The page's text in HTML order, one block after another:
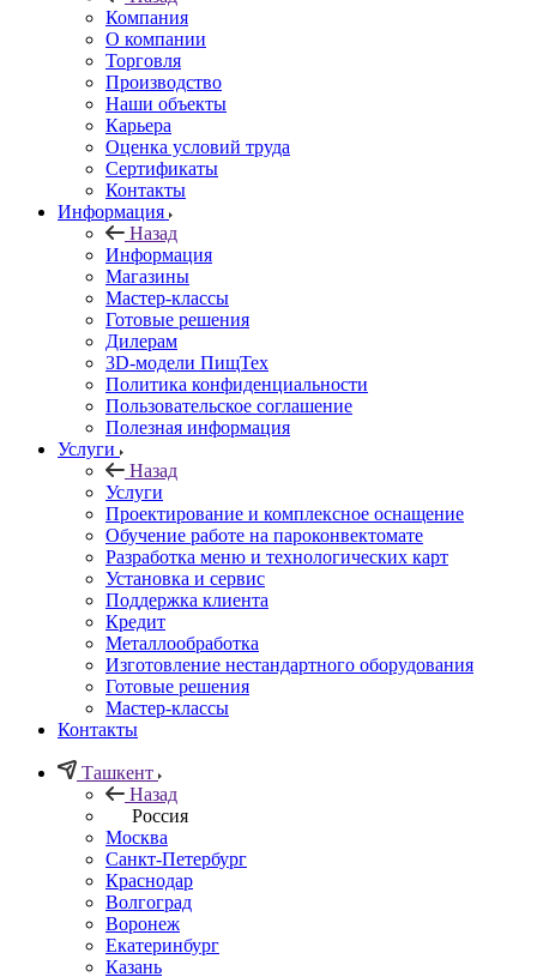
Компания
О компании
Торговля
Производство
Наши объекты
Карьера
Оценка условий труда
Сертификаты
Контакты
Информация
Назад
Информация
Магазины
Мастер-классы
Готовые решения
Дилерам
3D-модели ПищТех
Политика конфиденциальности
Пользовательское соглашение
Полезная информация
Услуги
Назад
Услуги
Проектирование и комплексное оснащение
Обучение работе на пароконвектомате
Разработка меню и технологических карт
Установка и сервис
Поддержка клиента
Кредит
Металлообработка
Изготовление нестандартного оборудования
Готовые решения
Мастер-классы
Контакты
Ташкент
Назад
Россия
Москва
Санкт-Петербург
Краснодар
Волгоград
Воронеж
Екатеринбург
Казань